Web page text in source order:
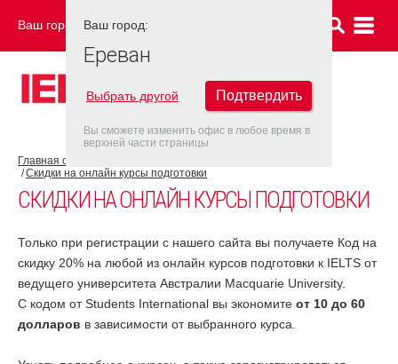
Ваш город: ЕРЕВАН
Главная страница
Скидки на онлайн курсы подготовки
СКИДКИ НА ОНЛАЙН КУРСЫ ПОДГОТОВКИ
Только при регистрации с нашего сайта вы получаете Код на
скидку 20% на любой из онлайн курсов подготовки к IELTS от
ведущего университета Австралии Macquarie University.
С кодом от Students International вы экономите от 10 до 60
долларов в зависимости от выбранного курса.
Ваш город:
Ереван
Выбрать другой Подтвердить
Вы сможете изменить офис в любое время в
верхней части страницы